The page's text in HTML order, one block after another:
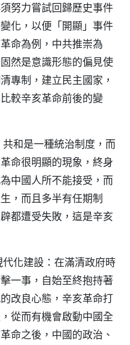
努力嘗試回歸歷史事件
化，以便「開顯」事件
命為例，中共推崇為
然是意識形態的偏見使
專制，建立民主國家，
較辛亥革命前後的變
和是一種統治制度，而
命很明顯的現象，終身
中國人所不能接受，而
，而且多半有任期制
都遭受失敗，這是辛亥
化建設：在滿清政府時
一事，自始至終抱持著
改良心態，辛亥革命打
從而有機會啟動中國全
命之後，中國的政治、